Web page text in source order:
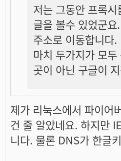
저는 그동안 프록
글을 볼수 있었군
주소로 이동합니다.
마치 두가지가 모
곳이 아닌 구글이
제가 리눅스에서 파이어
건 줄 알았네요. 하지만
니다. 물론 DNS가 한글